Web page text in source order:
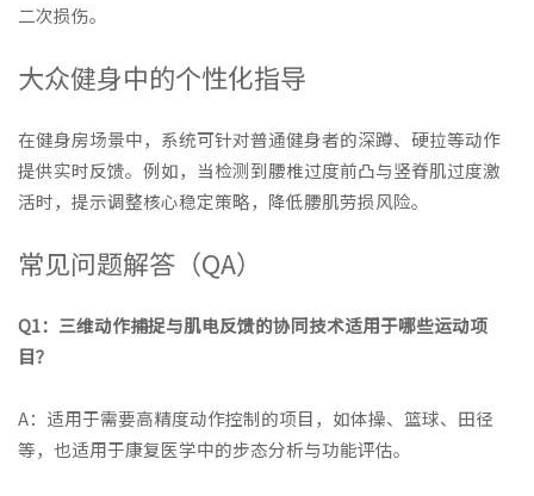
二次损伤。
大众健身中的个性化指导
在健身房场景中，系统可针对普通健身者的深蹲、硬拉等动作
提供实时反馈。例如，当检测到腰椎过度前凸与竖脊肌过度激
活时，提示调整核心稳定策略，降低腰肌劳损风险。
常见问题解答（QA）
Q1：三维动作捕捉与肌电反馈的协同技术适用于哪些运动项
目？
A：适用于需要高精度动作控制的项目，如体操、篮球、田径
等，也适用于康复医学中的步态分析与功能评估。